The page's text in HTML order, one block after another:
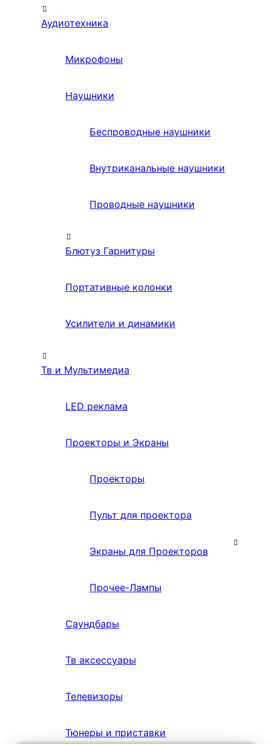
Аудиотехника
Микрофоны
Наушники
Беспроводные наушники
Внутриканальные наушники
Проводные наушники
Блютуз Гарнитуры
Портативные колонки
Усилители и динамики
Тв и Мультимедиа
LED реклама
Проекторы и Экраны
Проекторы
Пульт для проектора
Экраны для Проекторов
Прочее-Лампы
Саундбары
Тв аксессуары
Телевизоры
Тюнеры и приставки